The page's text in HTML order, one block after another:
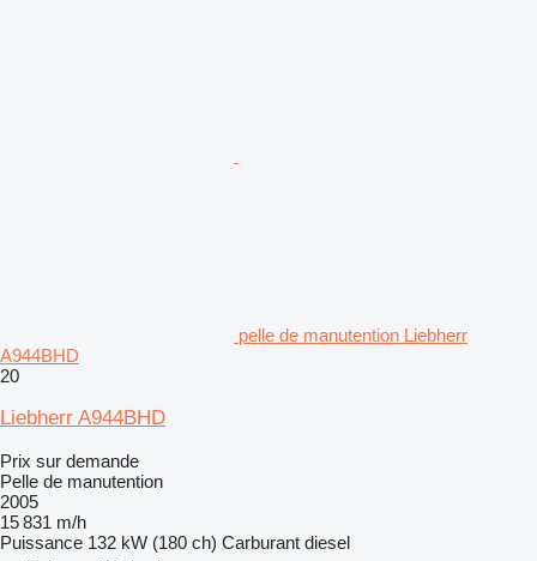
pelle de manutention Liebherr
A944BHD
20
Liebherr A944BHD
Prix sur demande
Pelle de manutention
2005
15 831 m/h
Puissance 132 kW (180 ch) Carburant diesel